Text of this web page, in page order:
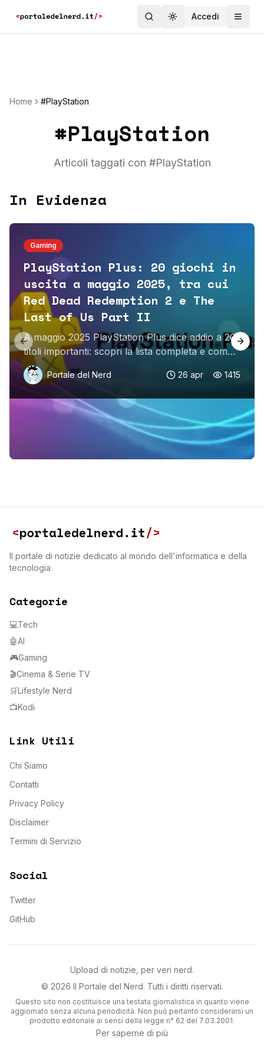
Toggle theme
Accedi
Home #PlayStation
#PlayStation
Articoli taggati con #PlayStation
In Evidenza
Gaming
PlayStation Plus: 20 giochi in
uscita a maggio 2025, tra cui
Red Dead Redemption 2 e The
Last of Us Part II
A maggio 2025 PlayStation Plus dice addio a 20
titoli importanti: scopri la lista completa e come
salvare i tuoi giochi preferiti!
Portale del Nerd 26 apr 1415
Previous slide Next
Il portale di notizie dedicato al mondo dell'informatica e della
tecnologia.
Categorie
💻Tech
🤖AI
🎮Gaming
🎬Cinema & Serie TV
🛒Lifestyle Nerd
📺Kodi
Link Utili
Chi Siamo
Contatti
Privacy Policy
Disclaimer
Termini di Servizio
Social
Twitter
GitHub
Upload di notizie, per veri nerd.
© 2026 Il Portale del Nerd. Tutti i diritti riservati.
Questo sito non costituisce una testata giornalistica in quanto viene
aggiornato senza alcuna periodicità. Non può pertanto considerarsi un
prodotto editoriale ai sensi della legge n° 62 del 7.03.2001.
Per saperne di più